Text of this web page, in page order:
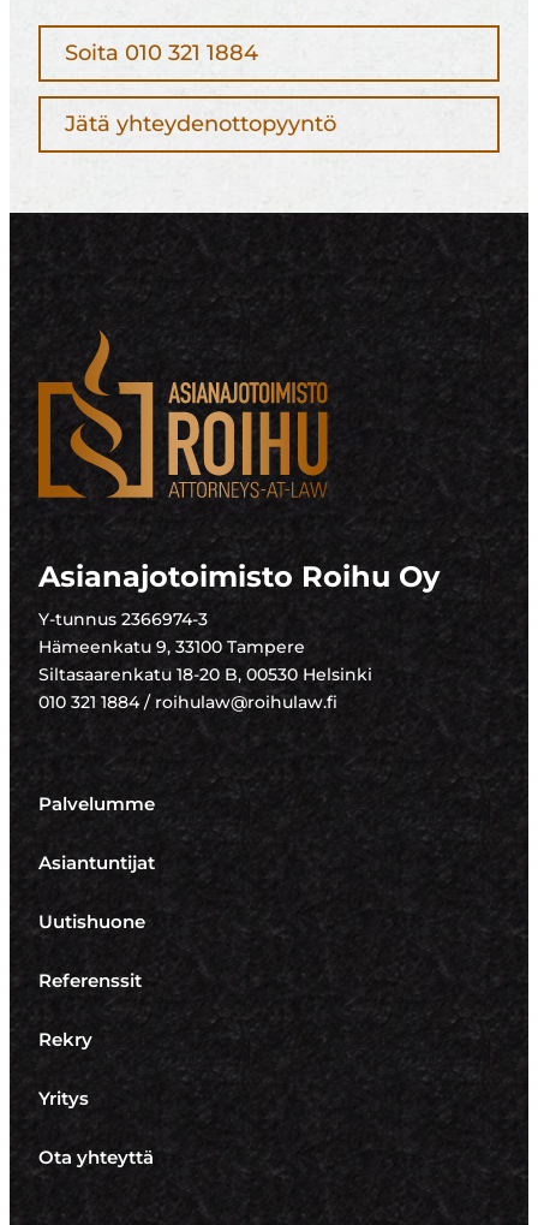
Soita 010 321 1884
Jätä yhteydenottopyyntö
Asianajotoimisto Roihu Oy
Y-tunnus 2366974-3
Hämeenkatu 9, 33100 Tampere
Siltasaarenkatu 18-20 B, 00530 Helsinki
010 321 1884 / roihulaw@roihulaw.fi
Palvelumme
Asiantuntijat
Uutishuone
Referenssit
Rekry
Yritys
Ota yhteyttä